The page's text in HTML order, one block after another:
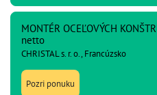
MONTÉR OCEĽOVÝCH
netto
CHRISTAL s. r. o., Francúzsko
Pozri ponuku